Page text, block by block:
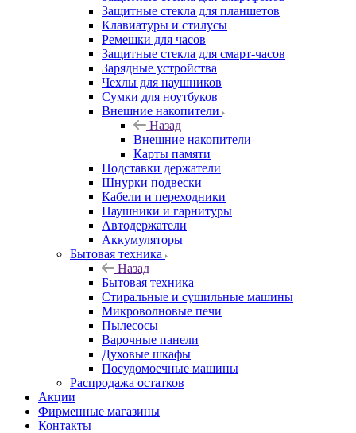
Защитные стекла для планшетов
Клавиатуры и стилусы
Ремешки для часов
Защитные стекла для смарт-часов
Зарядные устройства
Чехлы для наушников
Сумки для ноутбуков
Внешние накопители
Назад
Внешние накопители
Карты памяти
Подставки держатели
Шнурки подвески
Кабели и переходники
Наушники и гарнитуры
Автодержатели
Аккумуляторы
Бытовая техника
Назад
Бытовая техника
Стиральные и сушильные машины
Микроволновые печи
Пылесосы
Варочные панели
Духовые шкафы
Посудомоечные машины
Распродажа остатков
Акции
Фирменные магазины
Контакты